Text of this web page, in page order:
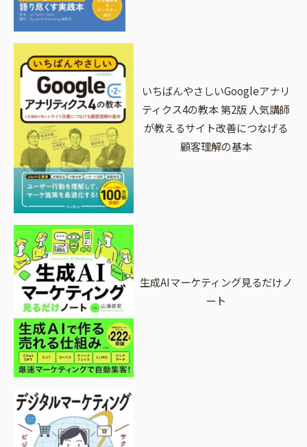
いちばんやさしいGoogleアナリ
ティクス4の教本 第2版 人気講師
が教えるサイト改善につなげる
顧客理解の基本
生成AIマーケティング見るだけノ
ート